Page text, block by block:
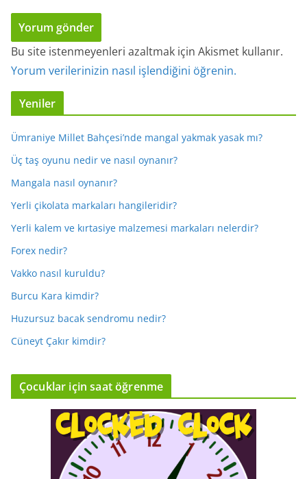
Bu site istenmeyenleri azaltmak için Akismet kullanır.
Yorum verilerinizin nasıl işlendiğini öğrenin.
Yeniler
Ümraniye Millet Bahçesi’nde mangal yakmak yasak mı?
Üç taş oyunu nedir ve nasıl oynanır?
Mangala nasıl oynanır?
Yerli çikolata markaları hangileridir?
Yerli kalem ve kırtasiye malzemesi markaları nelerdir?
Forex nedir?
Vakko nasıl kuruldu?
Burcu Kara kimdir?
Huzursuz bacak sendromu nedir?
Cüneyt Çakır kimdir?
Çocuklar için saat öğrenme